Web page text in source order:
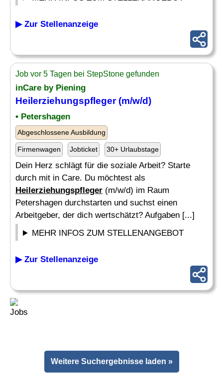
▶ Zur Stellenanzeige
Job vor 5 Tagen bei StepStone gefunden
inCare by Piening
Heilerziehungspfleger(m/w/d)
• Petershagen
Abgeschlossene Ausbildung
Firmenwagen Jobticket 30+ Urlaubstage
Dein Herz schlägt für die soziale Arbeit? Starte
durch mit in Care. Du möchtest als
Heilerziehungspfleger (m/w/d) im Raum
Petershagen durchstarten und suchst einen
Arbeitgeber, der dich wertschätzt? Aufgaben [...]
MEHR INFOS ZUM STELLENANGEBOT
▶ Zur Stellenanzeige
Weitere Suchergebnisse laden »